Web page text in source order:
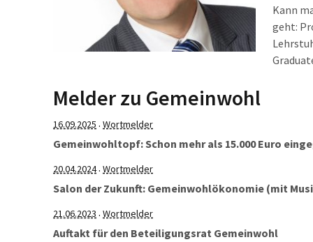
Kann
geht:
Melder zu Gemeinwohl
16.09.2025 · Wortmelder
Gemeinwohltopf: Schon mehr als 15.000 Euro
20.04.2024· Wortmelder
Salon der Zukunft: Gemeinwohlökonomie (mit
21.06.2023 · Wortmelder
Auftakt für den Beteiligungsrat Gemeinwohl